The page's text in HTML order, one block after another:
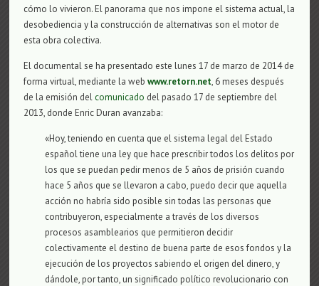
cómo lo vivieron. El panorama que nos impone el sistema actual, la
desobediencia y la construcción de alternativas son el motor de
esta obra colectiva.
El documental se ha presentado este lunes 17 de marzo de 2014 de
forma virtual, mediante la webwww.retorn.net, 6 meses después
de la emisión delcomunicado del pasado 17 de septiembre del
2013, donde Enric Duran avanzaba:
«Hoy, teniendo en cuenta que el sistema legal del Estado
español tiene una ley que hace prescribir todos los delitos por
los que se puedan pedir menos de 5 años de prisión cuando
hace 5 años que se llevaron a cabo, puedo decir que aquella
acción no habría sido posible sin todas las personas que
contribuyeron, especialmente a través de los diversos
procesos asamblearios que permitieron decidir
colectivamente el destino de buena parte de esos fondos y la
ejecución de los proyectos sabiendo el origen del dinero, y
dándole, por tanto, un significado político revolucionario con